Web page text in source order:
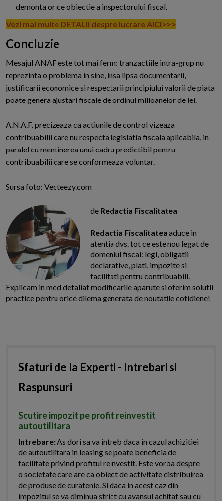
demonta orice obiectie a inspectorului fiscal.
Vezi mai multe DETALII despre lucrare AICI>>>
Concluzie
Mesajul ANAF este tot mai ferm: tranzactiile intra-grup nu
reprezinta o problema in sine, insa lipsa documentarii,
justificarii economice si respectarii principiului valorii de piata
poate genera ajustari fiscale de ordinul milioanelor de lei.
A.N.A.F. precizeaza ca actiunile de control vizeaza
contribuabilii care nu respecta legislatia fiscala aplicabila, in
paralel cu mentinerea unui cadru predictibil pentru
contribuabilii care se conformeaza voluntar.
Sursa foto: Vecteezy.com
de Redactia Fiscalitatea
Redactia Fiscalitatea aduce in
atentia dvs. tot ce este nou legat de
domeniul fiscal: legi, obligatii
declarative, plati, impozite si
facilitati pentru contribuabili.
Explicam in mod detaliat modificarile aparute si oferim solutii
practice pentru orice dilema generata de noutatile cotidiene!
Sfaturi de la Experti - Intrebari si
Raspunsuri
Scutire impozit pe profit reinvestit
autoutilitara
Intrebare:As dori sa va intreb daca in cazul achizitiei
de autoutilitara in leasing se poate beneficia de
facilitate privind profitul reinvestit. Este vorba despre
o societate care are ca obiect de activitate distribuirea
de produse de curatenie. Si daca in acest caz din
impozitul se va diminua strict cu avansul achitat sau cu